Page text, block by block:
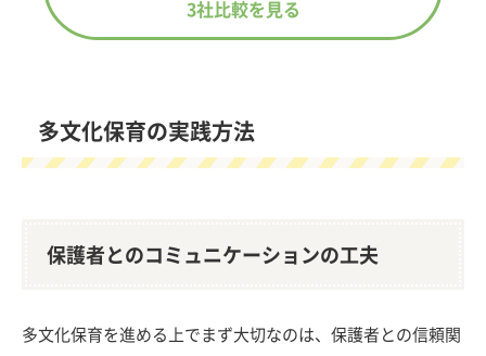
3社比較を見る
多文化保育の実践方法
保護者とのコミュニケーションの工夫
多文化保育を進める上でまず大切なのは、保護者との信頼関